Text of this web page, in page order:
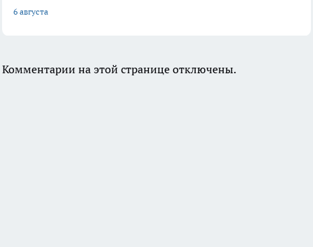
6 августа
Комментарии на этой странице отключены.